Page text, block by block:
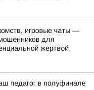
игровые чаты —
для
жертвой
педагог в полуфинале